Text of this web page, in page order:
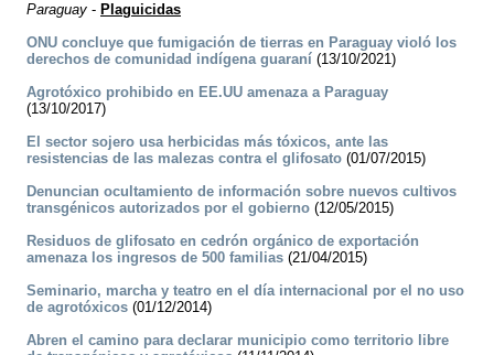
Paraguay - Plaguicidas
ONU concluye que fumigación de tierras en Paraguay violó los
derechos de comunidad indígena guaraní (13/10/2021)
Agrotóxico prohibido en EE.UU amenaza a Paraguay
(13/10/2017)
El sector sojero usa herbicidas más tóxicos, ante las
resistencias de las malezas contra el glifosato (01/07/2015)
Denuncian ocultamiento de información sobre nuevos cultivos
transgénicos autorizados por el gobierno (12/05/2015)
Residuos de glifosato en cedrón orgánico de exportación
amenaza los ingresos de 500 familias (21/04/2015)
Seminario, marcha y teatro en el día internacional por el no uso
de agrotóxicos (01/12/2014)
Abren el camino para declarar municipio como territorio libre